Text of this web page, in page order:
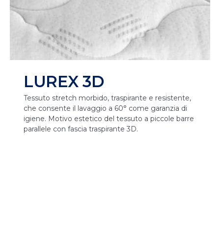
LUREX 3D
Tessuto stretch morbido, traspirante e resistente,
che consente il lavaggio a 60° come garanzia di
igiene. Motivo estetico del tessuto a piccole barre
parallele con fascia traspirante 3D.